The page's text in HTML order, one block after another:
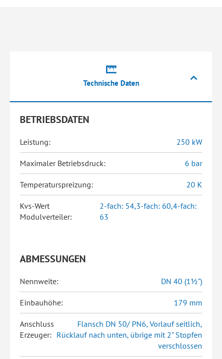
Technische Daten
BETRIEBSDATEN
Leistung: 250 kW
Maximaler Betriebsdruck: 6 bar
Temperaturspreizung: 20 K
Kvs-Wert
Modulverteiler:
2-fach: 54,3-fach: 60,4-fach:
63
ABMESSUNGEN
Nennweite: DN 40 (1½")
Einbauhöhe: 179 mm
Anschluss
Erzeuger:
Flansch DN 50/ PN6, Vorlauf seitlich,
Rücklauf nach unten, übrige mit 2" Stopfen
verschlossen